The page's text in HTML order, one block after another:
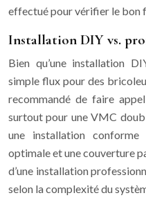
effectué pour vérifier le bon
Installation DIY vs.
Bien qu’une installation
simple flux pour des
recommandé de faire
surtout pour une VMC
une installation conforme
optimale et une couverture
d’une installation
selon la complexité du